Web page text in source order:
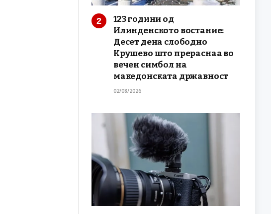
123 години од
Илинденското востание:
Десет дена слободно
Крушево што прераснаа во
вечен симбол на
македонската државност
02/08/2026